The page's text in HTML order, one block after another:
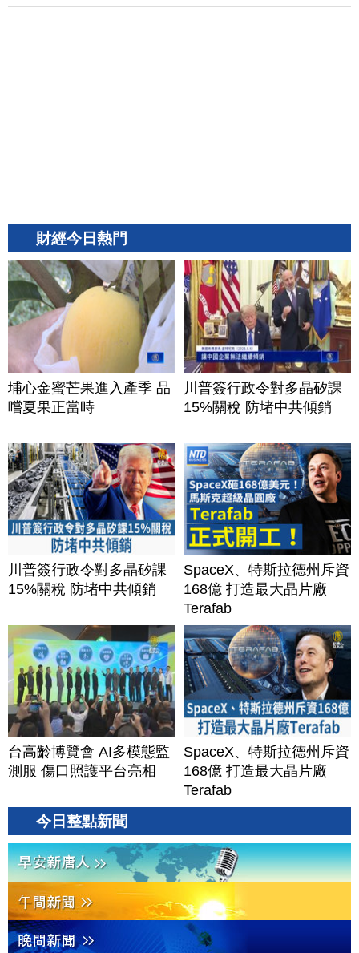
財經今日熱門
埔心金蜜芒果進入產季 品
嚐夏果正當時
川普簽行政令對多晶矽課
15%關稅 防堵中共傾銷
川普簽行政令對多晶矽課
15%關稅 防堵中共傾銷
SpaceX、特斯拉德州斥資
168億 打造最大晶片廠
Terafab
台高齡博覽會 AI多模態監
測服 傷口照護平台亮相
SpaceX、特斯拉德州斥資
168億 打造最大晶片廠
Terafab
今日整點新聞